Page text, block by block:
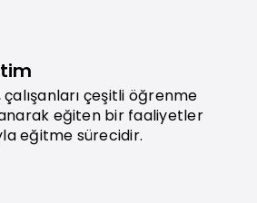
çeşitli öğrenme
eğiten bir faaliyetler
eğitme sürecidir.